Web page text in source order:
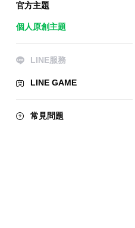
官方主題
個人原創主題
LINE服務
LINE GAME
常見問題